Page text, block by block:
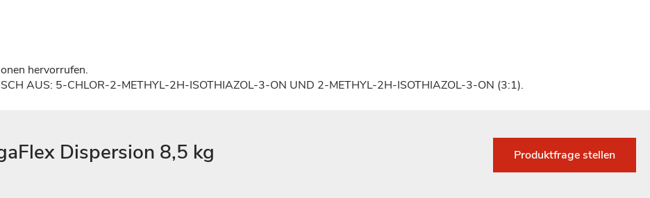
hervorrufen.
AUS: 5-CHLOR-2-METHYL-2H-ISOTHIAZOL-3-ON UND 2-METHYL-2H-ISOTHIAZOL-3-ON (3:1).
Dispersion 8,5 kg Produktfrage stellen